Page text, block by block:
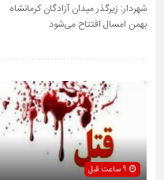
شهردار: زیرگذر میدان آزادگان کرمانشاه
بهمن امسال افتتاح می‌شود